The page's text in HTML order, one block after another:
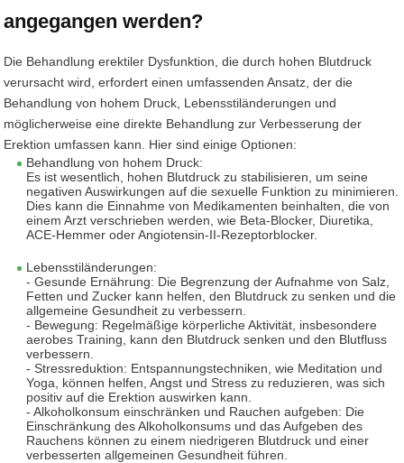
angegangen werden?
Die Behandlung erektiler Dysfunktion, die durch hohen Blutdruck
verursacht wird, erfordert einen umfassenden Ansatz, der die
Behandlung von hohem Druck, Lebensstiländerungen und
möglicherweise eine direkte Behandlung zur Verbesserung der
Erektion umfassen kann. Hier sind einige Optionen:
Behandlung von hohem Druck:
Es ist wesentlich, hohen Blutdruck zu stabilisieren, um seine
negativen Auswirkungen auf die sexuelle Funktion zu minimieren.
Dies kann die Einnahme von Medikamenten beinhalten, die von
einem Arzt verschrieben werden, wie Beta-Blocker, Diuretika,
ACE-Hemmer oder Angiotensin-II-Rezeptorblocker.
Lebensstiländerungen:
- Gesunde Ernährung: Die Begrenzung der Aufnahme von Salz,
Fetten und Zucker kann helfen, den Blutdruck zu senken und die
allgemeine Gesundheit zu verbessern.
- Bewegung: Regelmäßige körperliche Aktivität, insbesondere
aerobes Training, kann den Blutdruck senken und den Blutfluss
verbessern.
- Stressreduktion: Entspannungstechniken, wie Meditation und
Yoga, können helfen, Angst und Stress zu reduzieren, was sich
positiv auf die Erektion auswirken kann.
- Alkoholkonsum einschränken und Rauchen aufgeben: Die
Einschränkung des Alkoholkonsums und das Aufgeben des
Rauchens können zu einem niedrigeren Blutdruck und einer
verbesserten allgemeinen Gesundheit führen.